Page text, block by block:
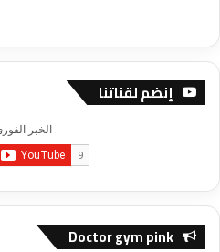
إنضم لقناتنا
Doctor gym pink